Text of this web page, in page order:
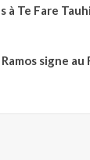
à Te Fare
signe au